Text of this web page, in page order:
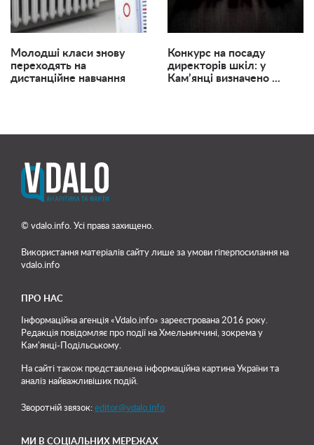
Молодші класи знову
переходять на
дистанційне навчання
Конкурс на посаду
директорів шкіл: у
Кам’янці визначено ...
© vdalo.info. Усі права захищено.
Використання матеріалів сайту лише за умови гіперпосилання на
vdalo.info
ПРО НАС
Інформаційна агенція «Vdalo.info» зареєстрована 2016 року.
Редакція повідомляє про події на Хмельниччині, зокрема у
Кам'янці-Подільському.
На сайті також представлена інформаційна картина України та
аналіз найважливіших подій.
Зворотній звязок: editor@vdalo.info
МИ В СОЦІАЛЬНИХ МЕРЕЖАХ